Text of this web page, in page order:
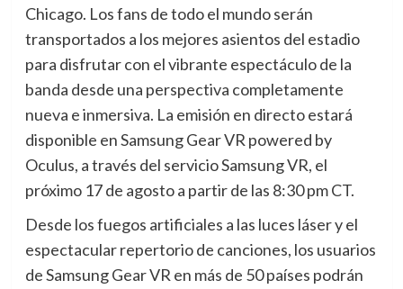
Chicago. Los fans de todo el mundo serán
transportados a los mejores asientos del estadio
para disfrutar con el vibrante espectáculo de la
banda desde una perspectiva completamente
nueva e inmersiva. La emisión en directo estará
disponible en Samsung Gear VR powered by
Oculus, a través del servicio Samsung VR, el
próximo 17 de agosto a partir de las 8:30 pm CT.
Desde los fuegos artificiales a las luces láser y el
espectacular repertorio de canciones, los usuarios
de Samsung Gear VR en más de 50 países podrán